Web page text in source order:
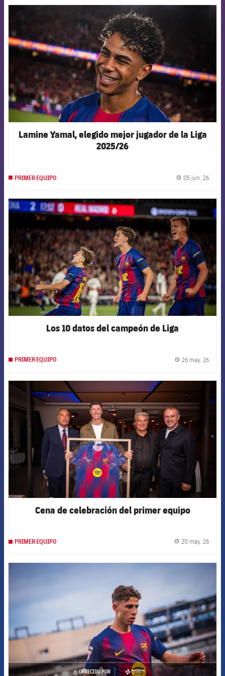
FCB Barcelona badge
Lamine Yamal, elegido mejor jugador de la Liga
2025/26
PRIMER EQUIPO 05 jun. 26
FCB Barcelona badge
Los 10 datos del campeón de Liga
PRIMER EQUIPO 26 may. 26
FCB Barcelona badge
Cena de celebración del primer equipo
PRIMER EQUIPO 20 may. 26
OFRECIDO POR